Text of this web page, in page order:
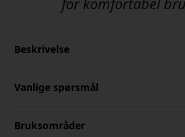
for komfortabel
Beskrivelse
Vanlige spørsmål
Bruksområder